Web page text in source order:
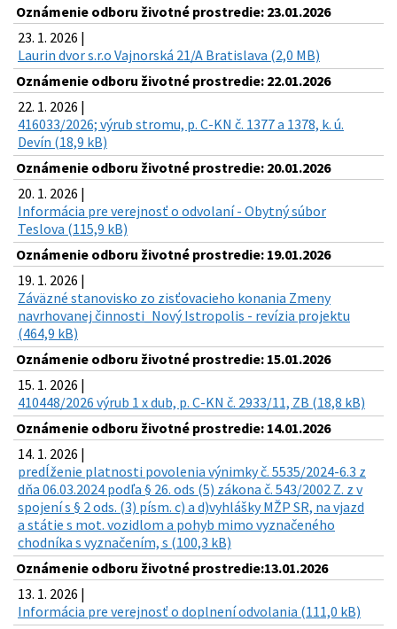
Oznámenie odboru životné prostredie: 23.01.2026
23. 1. 2026 |
Laurin dvor s.r.o Vajnorská 21/A Bratislava (2,0 MB)
Oznámenie odboru životné prostredie: 22.01.2026
22. 1. 2026 |
416033/2026; výrub stromu, p. C-KN č. 1377 a 1378, k. ú.
Devín (18,9 kB)
Oznámenie odboru životné prostredie: 20.01.2026
20. 1. 2026 |
Informácia pre verejnosť o odvolaní - Obytný súbor
Teslova (115,9 kB)
Oznámenie odboru životné prostredie: 19.01.2026
19. 1. 2026 |
Záväzné stanovisko zo zisťovacieho konania Zmeny
navrhovanej činnosti_Nový Istropolis - revízia projektu
(464,9 kB)
Oznámenie odboru životné prostredie: 15.01.2026
15. 1. 2026 |
410448/2026 výrub 1 x dub, p. C-KN č. 2933/11, ZB (18,8 kB)
Oznámenie odboru životné prostredie: 14.01.2026
14. 1. 2026 |
predĺženie platnosti povolenia výnimky č. 5535/2024-6.3 z
dňa 06.03.2024 podľa § 26. ods (5) zákona č. 543/2002 Z. z v
spojení s § 2 ods. (3) písm. c) a d)vyhlášky MŽP SR, na vjazd
a státie s mot. vozidlom a pohyb mimo vyznačeného
chodníka s vyznačením, s (100,3 kB)
Oznámenie odboru životné prostredie:13.01.2026
13. 1. 2026 |
Informácia pre verejnosť o doplnení odvolania (111,0 kB)